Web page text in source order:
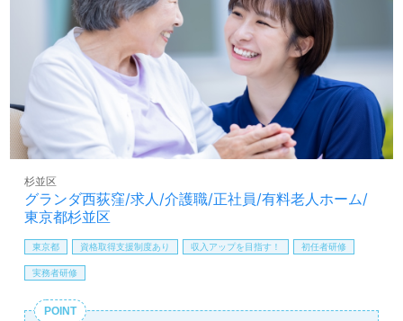
グランダ西荻窪/求人/介護職/正社員/有料老人ホーム/
東京都杉並区
杉並区
東京都 資格取得支援制度あり 収入アップを目指す！ 初任者研修
実務者研修
POINT